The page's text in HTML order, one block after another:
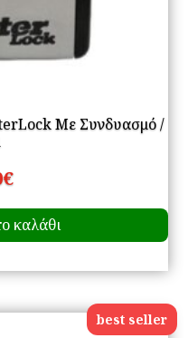
Με Συνδυασμό /
€
καλάθι
best seller